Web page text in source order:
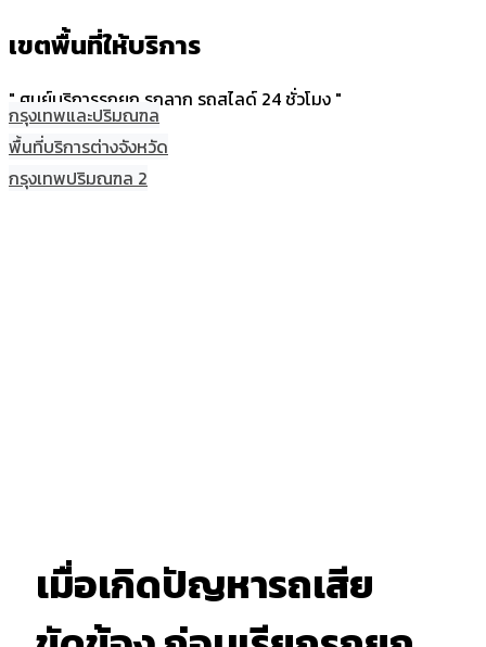
เขตพื้นที่ให้บริการ
" ศูนย์บริการรถยก รถลาก รถสไลด์ 24 ชั่วโมง "
กรุงเทพและปริมณฑล
พื้นที่บริการต่างจังหวัด
กรุงเทพปริมณฑล 2
เมื่อเกิดปัญหารถเสีย